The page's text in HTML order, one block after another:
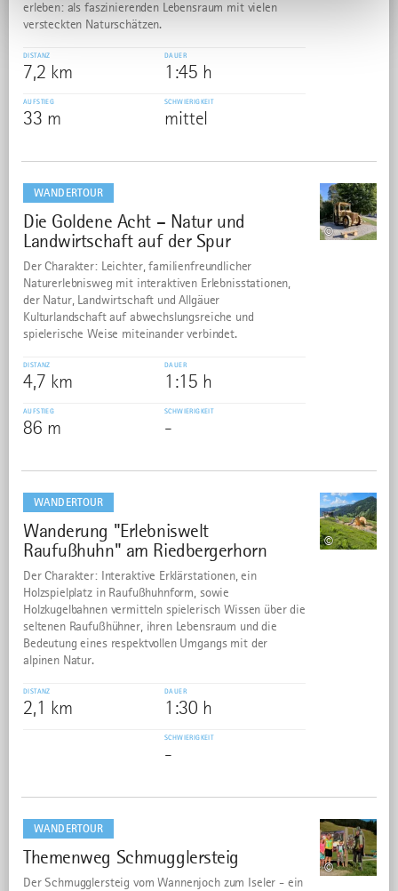
erleben: als faszinierenden Lebensraum mit vielen
versteckten Naturschätzen.
DISTANZ
7,2 km
DAUER
1:45 h
AUFSTIEG
33 m
SCHWIERIGKEIT
mittel
WANDERTOUR
21
Die Goldene Acht – Natur und
Landwirtschaft auf der Spur
©
Der Charakter: Leichter, familienfreundlicher
Naturerlebnisweg mit interaktiven Erlebnisstationen,
der Natur, Landwirtschaft und Allgäuer
Kulturlandschaft auf abwechslungsreiche und
spielerische Weise miteinander verbindet.
DISTANZ
4,7 km
DAUER
1:15 h
AUFSTIEG
86 m
SCHWIERIGKEIT
-
dazu
WANDERTOUR
22
Wanderung "Erlebniswelt
Raufußhuhn" am Riedbergerhorn
©
Der Charakter: Interaktive Erklärstationen, ein
Holzspielplatz in Raufußhuhnform, sowie
Holzkugelbahnen vermitteln spielerisch Wissen über die
seltenen Raufußhühner, ihren Lebensraum und die
Bedeutung eines respektvollen Umgangs mit der
alpinen Natur.
DISTANZ
2,1 km
DAUER
1:30 h
SCHWIERIGKEIT
-
dazu
WANDERTOUR
23
Themenweg Schmugglersteig
©
Der Schmugglersteig vom Wannenjoch zum Iseler - ein
dazu